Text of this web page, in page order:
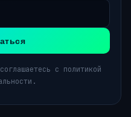
с политикой